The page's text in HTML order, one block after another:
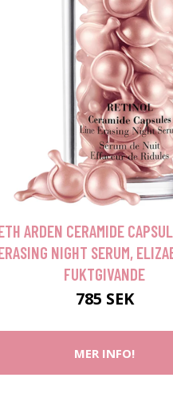
ARDEN CERAMIDE
NIGHT SERUM,
FUKTGIVANDE
785 SEK
MER INFO!